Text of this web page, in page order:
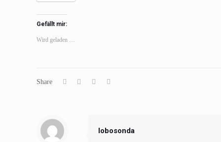
Gefällt mir:
Wird geladen …
Share
lobosonda